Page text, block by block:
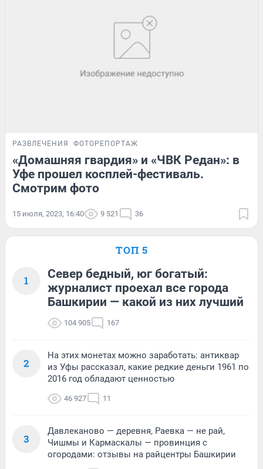
РАЗВЛЕЧЕНИЯ ФОТОРЕПОРТАЖ
«Домашняя гвардия» и «ЧВК Редан»: в
Уфе прошел косплей-фестиваль.
Смотрим фото
15 июля, 2023, 16:40 9 521 36
ТОП 5
1
Север бедный, юг богатый:
журналист проехал все города
Башкирии — какой из них лучший
104 905 167
2
На этих монетах можно заработать: антиквар
из Уфы рассказал, какие редкие деньги 1961 по
2016 год обладают ценностью
46 927 11
3
Давлеканово — деревня, Раевка — не рай,
Чишмы и Кармаскалы — провинция с
огородами: отзывы на райцентры Башкирии